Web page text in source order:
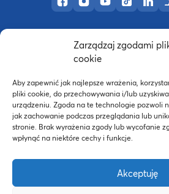
Zarządzaj zgodami
cookie
Aby zapewnić jak najlepsze wrażenia,
pliki cookie, do przechowywania i/lub
urządzeniu. Zgoda na te technologie pozwoli
jak zachowanie podczas przeglądania lub
stronie. Brak wyrażenia zgody lub wycofanie
wpłynąć na niektóre cechy i funkcje.
Akceptuję
Profil AWF Poznań w
Profil AWF Poznań
Profil AWF
Profil
Akademia Wychowania
Wykonanie:nFinity.pl